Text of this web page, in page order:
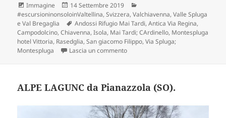
Formato
Immagine
Scritto
il
14 Settembre 2019
#escursioninonsoloinValtellina,Svizzera,Valchiavenna, Valle Spluga
e Val Bregaglia
Tag
Andossi Rifugio Mai Tardi,Antica Via Regina,
Campodolcino,Chiavenna,Isola, Mai Tardi; CArdinello, Montespluga
hotel Vittoria, Rasedglia,San giacomo Filippo,Via Spluga;
Montespluga
Lascia un commentosu VIA SPLUGA 3^ tappa – da
ALPE LAGUNC da Pianazzola (SO).